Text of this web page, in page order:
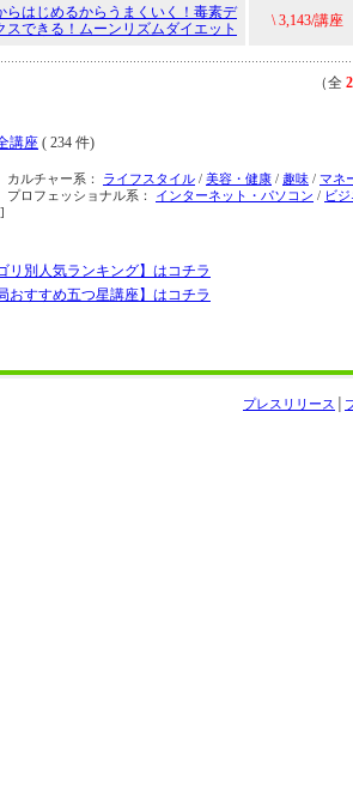
らはじめるからうまくいく！毒素デ
スできる！ムーンリズムダイエット
\ 3,143/講座
（全
講座 ( 234 件)
ルチャー系： ライフスタイル / 美容・健康 / 趣味 / マネ
ロフェッショナル系： インターネット・パソコン / ビ
リ別人気ランキング】はコチラ
おすすめ五つ星講座】はコチラ
プレスリリース